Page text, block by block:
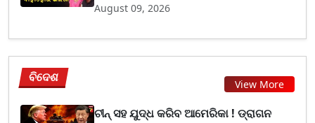
August 09, 2026
ବିଦେଶ View More
ଚୀନ୍ ସହ ଯୁଦ୍ଧ କରିବ ଆମେରିକା ! ଡ୍ରାଗନ